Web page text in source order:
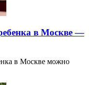
в Москве —
в Москве можно